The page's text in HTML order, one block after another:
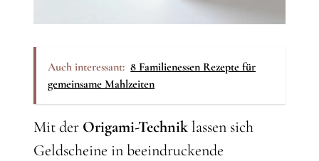
Auch interessant: 8 Familienessen Rezepte für
gemeinsame Mahlzeiten
Mit der Origami-Techniklassen sich
Geldscheine in beeindruckende